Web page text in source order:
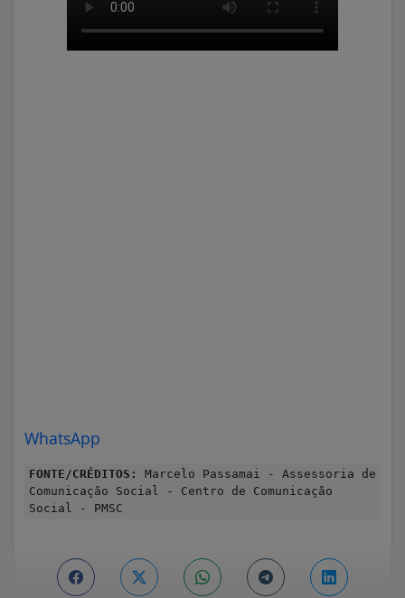
WhatsApp
FONTE/CRÉDITOS:
Marcelo Passamai - Assessoria de
Comunicação Social - Centro de Comunicação
Social - PMSC